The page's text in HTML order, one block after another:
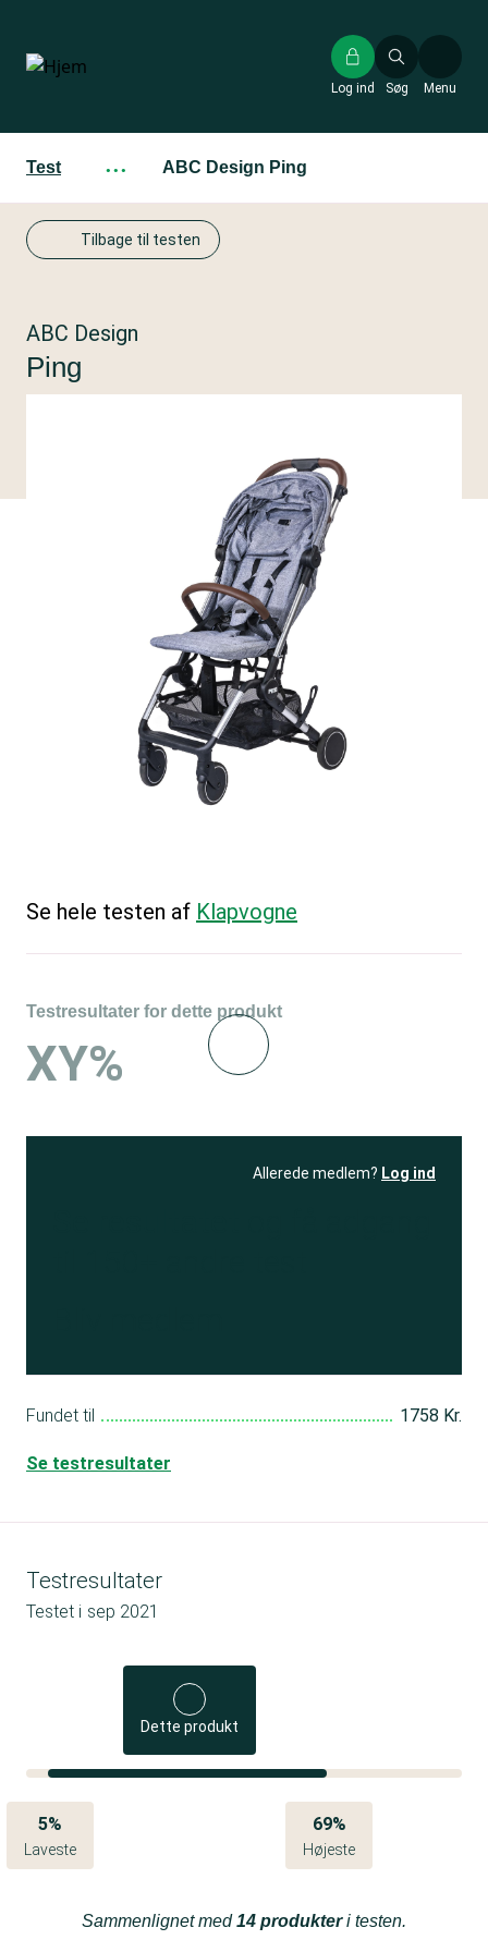
hovedindhold
Søg
Log ind Menu
Test ··· ABC Design Ping
Tilbage til testen
ABC Design
Ping
Se hele testen af Klapvogne
Testresultater for dette produkt
XY%
Allerede medlem? Log ind
Fundet til 1758 Kr.
Se testresultater
Testresultater
Testet i sep 2021
Dette produkt
5%
Laveste
69%
Højeste
Sammenlignet med14 produkteri testen.